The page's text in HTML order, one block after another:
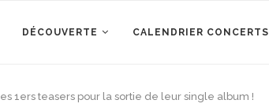
DÉCOUVERTE CALENDRIER CONCERTS
1ers teasers pour la sortie de leur single album !